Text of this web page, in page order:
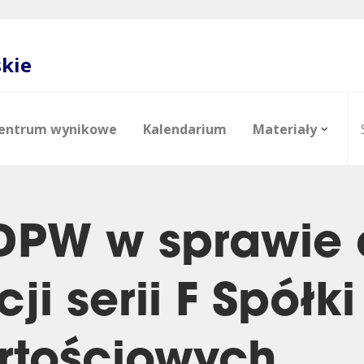
Akcjonariat Zarząd
Raporty analityczne Polityka
wynikowe Kalendarium Materiały
Zdjęcia
w sprawie
serii F